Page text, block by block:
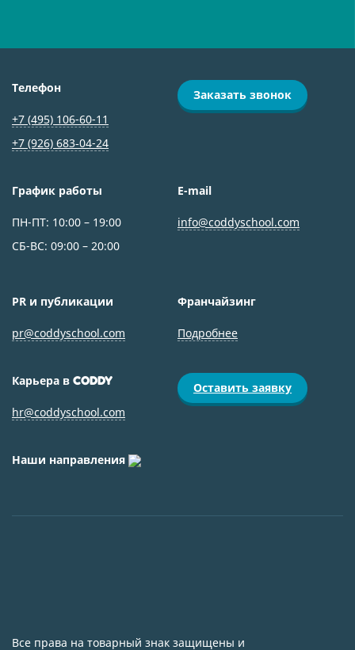
Телефон
+7 (495) 106-60-11
+7 (926) 683‑04-24
Заказать звонок
График работы
ПН-ПТ: 10:00 – 19:00
СБ-ВС: 09:00 – 20:00
E-mail
info@coddyschool.com
PR и публикации
pr@coddyschool.com
Франчайзинг
Подробнее
Карьера в CODDY
hr@coddyschool.com
Оставить заявку
Наши направления
Все права на товарный знак защищены и